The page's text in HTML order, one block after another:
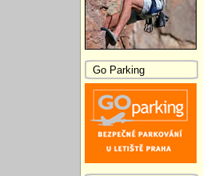
Go Parking